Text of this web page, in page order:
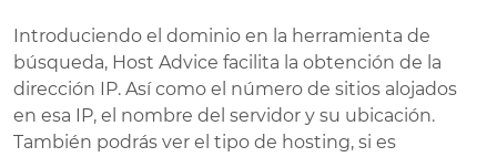
Introduciendo el dominio en la herramienta de
búsqueda, Host Advice facilita la obtención de la
dirección IP. Así como el número de sitios alojados
en esa IP, el nombre del servidor y su ubicación.
También podrás ver el tipo de hosting, si es